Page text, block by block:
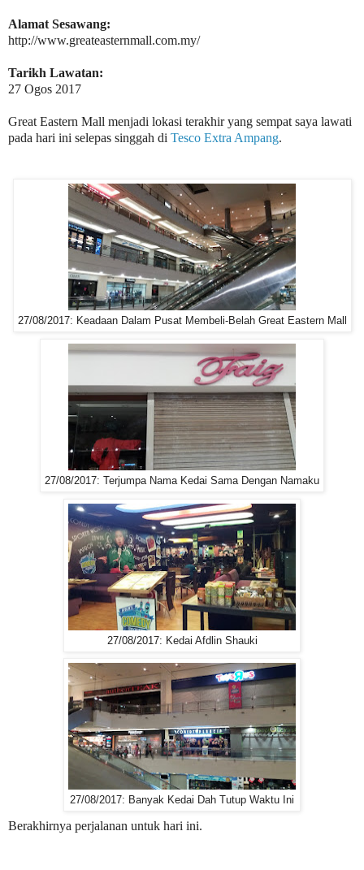
Alamat Sesawang:
http://www.greateasternmall.com.my/
Tarikh Lawatan:
27 Ogos 2017
Great Eastern Mall menjadi lokasi terakhir yang sempat saya lawati
pada hari ini selepas singgah di Tesco Extra Ampang.
27/08/2017: Keadaan Dalam Pusat Membeli-Belah Great Eastern Mall
27/08/2017: Terjumpa Nama Kedai Sama Dengan Namaku
27/08/2017: Kedai Afdlin Shauki
27/08/2017: Banyak Kedai Dah Tutup Waktu Ini
Berakhirnya perjalanan untuk hari ini.